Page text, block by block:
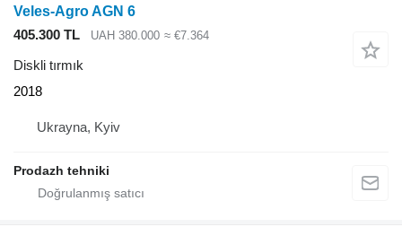
Veles-Agro AGN 6
405.300 TL
UAH 380.000 ≈ €7.364
Diskli tırmık
2018
Ukrayna, Kyiv
Prodazh tehniki